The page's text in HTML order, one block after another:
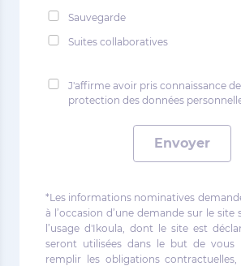
Sauvegarde
Suites collaboratives
J'affirme avoir pris connaissance
protection des données
Envoyer
*Les informations nominatives
à l’occasion d’une demande sur le site
l’usage d'Ikoula, dont le site est
seront utilisées dans le but de vous
remplir les obligations